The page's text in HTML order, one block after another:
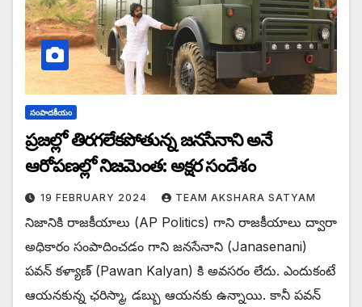
సంపాదకీయం
ప్రజల్లో తిరగలేకపోతున్న జనసేనాని అనే
ఆరోపణల్లో నిజమెంత: అక్షర సందేశం
19 FEBRUARY 2024 TEAM AKSHARA SATYAM
నిజానికి రాజకీయాలు (AP Politics) గాని రాజకీయాలు ద్వారా
అధికారం సంపాదించడం గాని జనసేనాని (Janasenani)
పవన్ కళ్యాణ్ (Pawan Kalyan) కి అవసరం లేదు. ఎందుకంటే
ఆయనకున్న ఛరిస్మా, డబ్బు ఆయనకు ఉన్నాయి. కానీ పవన్